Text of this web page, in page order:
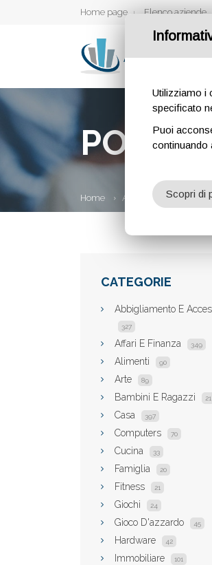
Home page Elenco aziende
Home Aziende
CATEGORIE
Abbigliamento E
327
Affari E Finanza 349
Alimenti 90
Arte 89
Bambini E Ragazzi 21
Casa 397
Computers 70
Cucina 33
Famiglia 20
Fitness 21
Giochi 24
Gioco D'azzardo 45
Hardware 42
Immobiliare 101
Utilizziamo i
specificato
Puoi
continuando
Scopri di